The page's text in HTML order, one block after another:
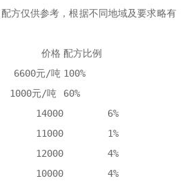
方仅供参考，根据不同地域及要求略有
/吨	60%